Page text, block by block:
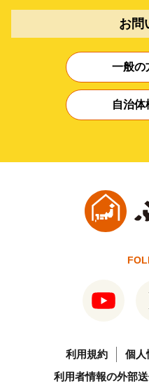
お問
一般の
自治体
利用規約
個人
利用者情報の外部